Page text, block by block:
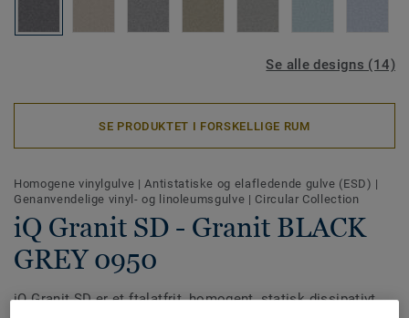
Se alle designs (14)
SE PRODUKTET I FORSKELLIGE RUM
Homogene vinylgulve |Antistatiske og elafledende gulve (ESD) |
Genanvendelige vinyl- og linoleumsgulve | Circular Collection
iQ Granit SD - Granit BLACK
GREY 0950
iQ Granit SD er et ftalatfrit, homogent, statisk dissipativt